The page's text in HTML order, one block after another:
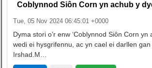
Coblynnod Siôn Corn yn achub y
Tue, 05 Nov 2024 06:45:01 +0000
Dyma stori o’r enw ‘Coblynnod Siôn Corn yn
wedi ei hysgrifennu, ac yn cael ei darllen gan
Irshad.M…